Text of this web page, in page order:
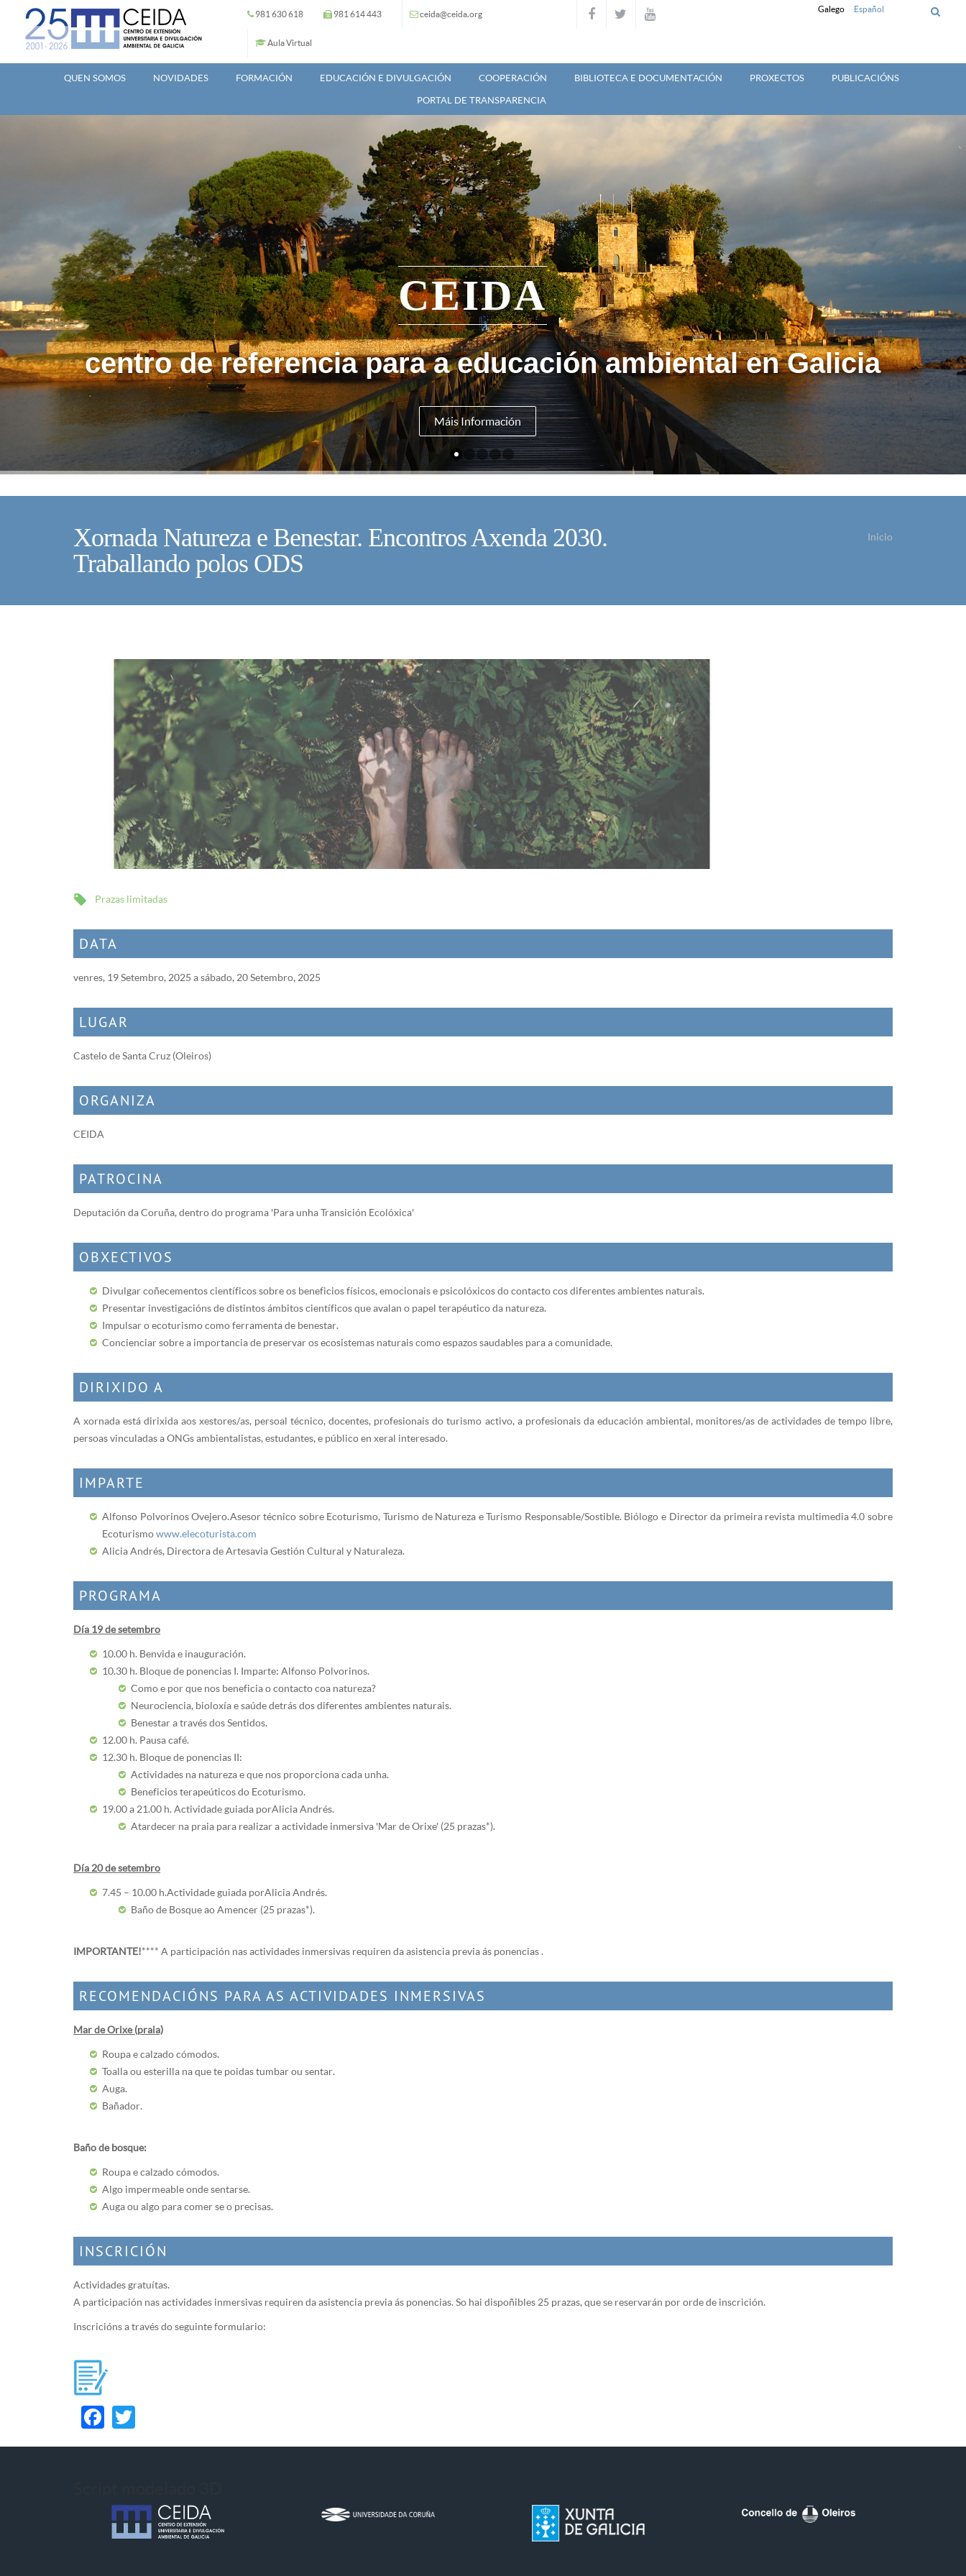
Ir o contido principal 981 630 618 981 614 443 ceida@ceida.org
Aula Virtual
Galego Español
QUEN SOMOS NOVIDADES FORMACIÓN EDUCACIÓN E DIVULGACIÓN COOPERACIÓN BIBLIOTECA E DOCUMENTACIÓN PROXECTOS
PUBLICACIÓNS
PORTAL DE TRANSPARENCIA
centro de referencia para a educación ambiental en Galicia
Máis Información
CEIDA
Xornada Natureza e Benestar. Encontros Axenda 2030.
Traballando polos ODS
Inicio
Prazas limitadas
DATA
venres, 19 Setembro, 2025 asábado, 20 Setembro, 2025
LUGAR
Castelo de Santa Cruz (Oleiros)
ORGANIZA
CEIDA
PATROCINA
Deputación da Coruña, dentro do programa 'Para unha Transición Ecolóxica'
OBXECTIVOS
Divulgar coñecementos científicos sobre os beneficios físicos, emocionais e psicolóxicos do contacto cos diferentes ambientes naturais.
Presentar investigacións de distintos ámbitos científicos que avalan o papel terapéutico da natureza.
Impulsar o ecoturismo como ferramenta de benestar.
Concienciar sobre a importancia de preservar os ecosistemas naturais como espazos saudables para a comunidade.
DIRIXIDO A
A xornada está dirixida aos xestores/as, persoal técnico, docentes, profesionais do turismo activo, a profesionais da educación ambiental, monitores/as de actividades de tempo libre,
persoas vinculadas a ONGs ambientalistas, estudantes, e público en xeral interesado.
IMPARTE
Alfonso Polvorinos Ovejero. Asesor técnico sobre Ecoturismo, Turismo de Natureza e Turismo Responsable/Sostible. Biólogo e Director da primeira revista multimedia 4.0 sobre
Ecoturismowww.elecoturista.com
Alicia Andrés, Directora de Artesavia Gestión Cultural y Naturaleza.
PROGRAMA
Día 19 de setembro
10.00 h. Benvida e inauguración.
10.30 h. Bloque de ponencias I. Imparte: Alfonso Polvorinos.
Como e por que nos beneficia o contacto coa natureza?
Neurociencia, bioloxía e saúde detrás dos diferentes ambientes naturais.
Benestar a través dos Sentidos.
12.00 h. Pausa café.
12.30 h. Bloque de ponencias II:
Actividades na natureza e que nos proporciona cada unha.
Beneficios terapeúticos do Ecoturismo.
19.00 a 21.00 h. Actividade guiada por Alicia Andrés.
Atardecer na praia para realizar a actividade inmersiva 'Mar de Orixe' (25 prazas*).
Día 20 de setembro
7.45 – 10.00 h. Actividade guiada por Alicia Andrés.
Baño de Bosque ao Amencer (25 prazas*).
IMPORTANTE!**** A participación nas actividades inmersivas requiren da asistencia previa ás ponencias .
RECOMENDACIÓNS PARA AS ACTIVIDADES INMERSIVAS
Mar de Orixe (praia)
Roupa e calzado cómodos.
Toalla ou esterilla na que te poidas tumbar ou sentar.
Auga.
Bañador.
Baño de bosque:
Roupa e calzado cómodos.
Algo impermeable onde sentarse.
Auga ou algo para comer se o precisas.
INSCRICIÓN
Actividades gratuítas.
A participación nas actividades inmersivas requiren da asistencia previa ás ponencias. So hai dispoñibles 25 prazas, que se reservarán por orde de inscrición.
Inscricións a través do seguinte formulario:
Facebook